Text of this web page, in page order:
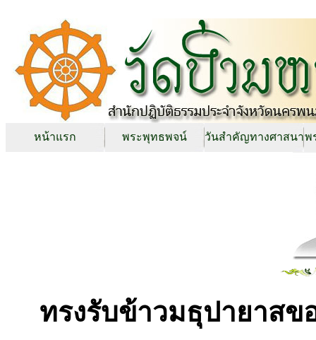
หน้าแรก พระพุทธพจน์ วันสำคัญทางศาสนาพ
ทรงรับข้าวมธุปายาสข